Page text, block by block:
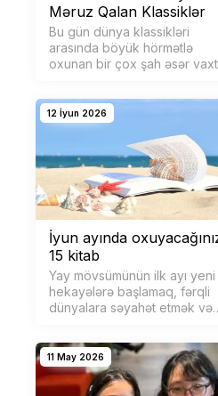
Məruz Qalan Klassiklər
Bu gün dünya klassikləri
arasında böyük hörmətlə
oxunan bir çox şah əsər
hakimiyyətlərin ən böyük
qorxularından biri idi. Senzura
maneəsini aşaraq geri &cce…
12 İyun 2026
İyun ayında
15 kitab
Yay mövsümünün ilk ayı yeni
hekayələrə başlamaq, fərqli
dünyalara səyahət etmək və
unudulmaz anlar bəxş etmək
üçün əla fürsətdir. İyun ayı
11 May 2026